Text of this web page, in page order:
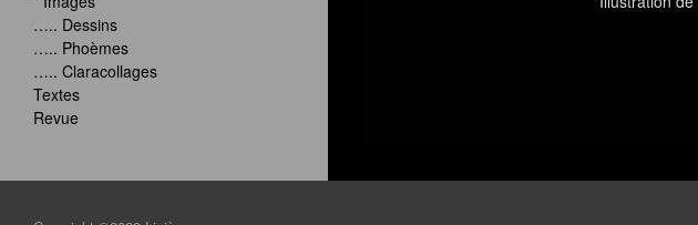
….. Dessins
….. Phoèmes
….. Claracollages
Textes
Revue